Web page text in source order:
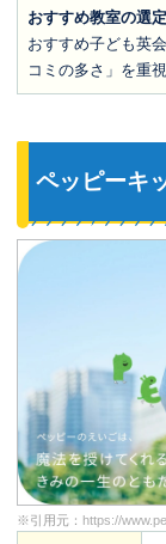
おすすめ教室の選
おすすめ子ども英
コミの多さ」を重
ペッピーキ
※引用元： https://